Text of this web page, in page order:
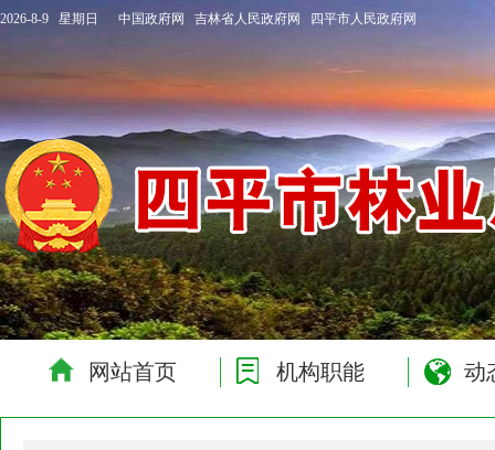
2026-8-9 星期日 中国政府网 吉林省人民政府网 四平市人民政府网
网站首页 机构职能 动